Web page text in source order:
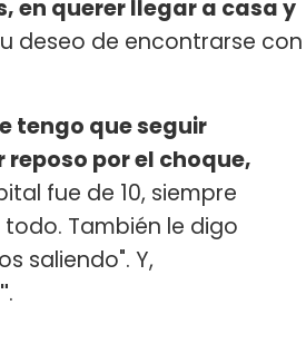
en querer llegar a casa y
deseo de encontrarse con
tengo que seguir
por el choque,
fue de 10, siempre
También le digo
saliendo". Y,
.